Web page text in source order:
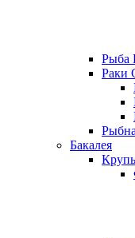
Рыба
Раки
Бакалея